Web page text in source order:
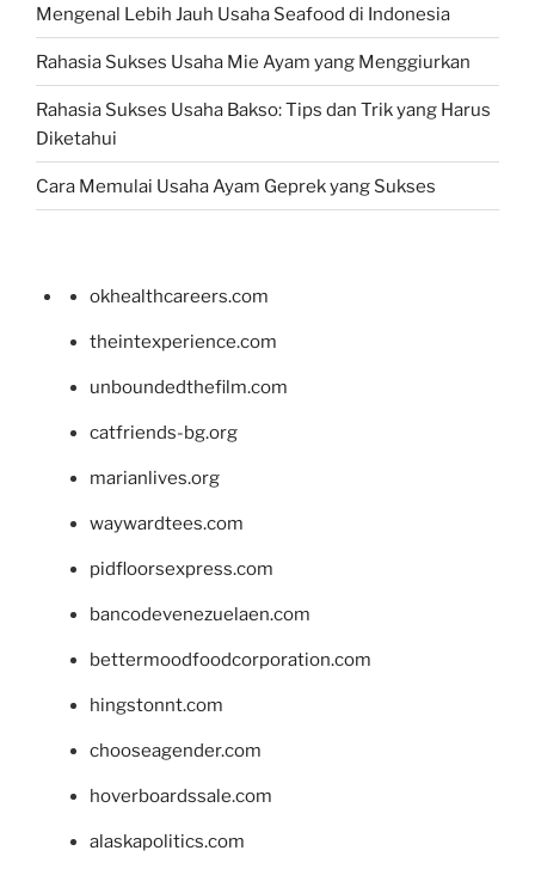
Mengenal Lebih Jauh Usaha Seafood di Indonesia
Rahasia Sukses Usaha Mie Ayam yang Menggiurkan
Rahasia Sukses Usaha Bakso: Tips dan Trik yang Harus
Diketahui
Cara Memulai Usaha Ayam Geprek yang Sukses
okhealthcareers.com
theintexperience.com
unboundedthefilm.com
catfriends-bg.org
marianlives.org
waywardtees.com
pidfloorsexpress.com
bancodevenezuelaen.com
bettermoodfoodcorporation.com
hingstonnt.com
chooseagender.com
hoverboardssale.com
alaskapolitics.com